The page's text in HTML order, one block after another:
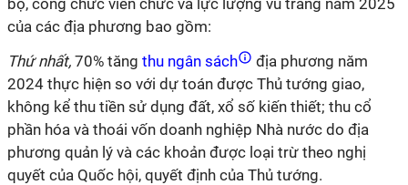
bộ, công chức viên chức và lực lượng vũ trang năm 2025
của các địa phương bao gồm:
Thứ nhất, 70% tăng thu ngân sách
địa phương năm
2024 thực hiện so với dự toán được Thủ tướng giao,
không kể thu tiền sử dụng đất, xổ số kiến thiết; thu cổ
phần hóa và thoái vốn doanh nghiệp Nhà nước do địa
phương quản lý và các khoản được loại trừ theo nghị
quyết của Quốc hội, quyết định của Thủ tướng.